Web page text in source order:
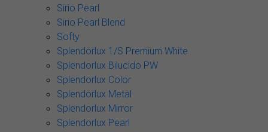
Sirio Pearl
Sirio Pearl Blend
Softy
Splendorlux 1/S Premium White
Splendorlux Bilucido PW
Splendorlux Color
Splendorlux Metal
Splendorlux Mirror
Splendorlux Pearl